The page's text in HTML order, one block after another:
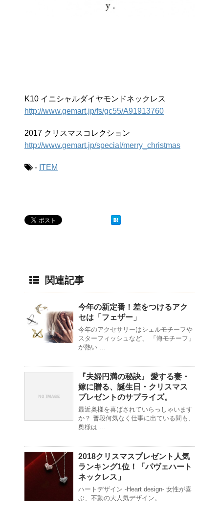
K10 イニシャルダイヤモンドネックレス
http://www.gemart.jp/fs/gc55/A91913760
2017 クリスマスコレクション
http://www.gemart.jp/special/merry_christmas
- ITEM
関連記事
今年の新定番！差をつけるアク
セは「フェザー」
今年のアクセサリーはシェルモチーフや
スターフィッシュなど、 「海モチーフ」
が熱い …
『夫婦円満の秘訣』 愛する妻・
嫁に贈る、誕生日・クリスマス
プレゼントのサプライズ。
最近奥様を喜ばされていらっしゃいます
か？ 普段何気なく仕事に出ている間も、
奥様は …
2018クリスマスプレゼント人気
ランキング1位！「パヴェハート
ネックレス」
ハートデザイン -Heart design- 女性が喜
ぶ、不動の大人気デザイン。 …